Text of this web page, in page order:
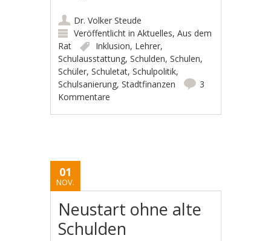
Dr. Volker Steude
Veröffentlicht inAktuelles,Aus dem
Rat
Inklusion, Lehrer,
Schulausstattung,Schulden,Schulen,
Schüler,Schuletat,Schulpolitik,
Schulsanierung,Stadtfinanzen
3
Kommentare
01
NOV.
Neustart ohne alte
Schulden